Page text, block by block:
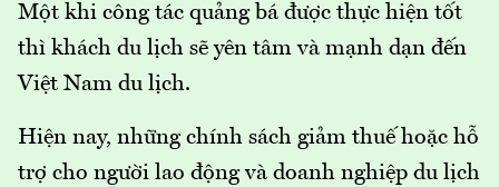
Một khi công tác quảng bá được thực hiện tốt
thì khách du lịch sẽ yên tâm và mạnh dạn đến
Việt Nam du lịch.
Hiện nay, những chính sách giảm thuế hoặc hỗ
trợ cho người lao động và doanh nghiệp du lịch